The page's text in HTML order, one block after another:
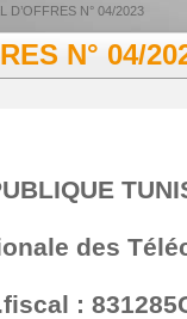
D’OFFRES N° 04/2023
N° 04/
des
: